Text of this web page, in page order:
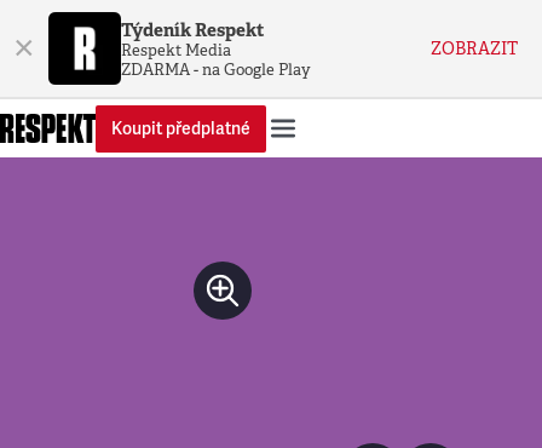
× Týdeník Respekt
Respekt Media
ZDARMA - na Google Play
ZOBRAZIT
Koupit předplatné